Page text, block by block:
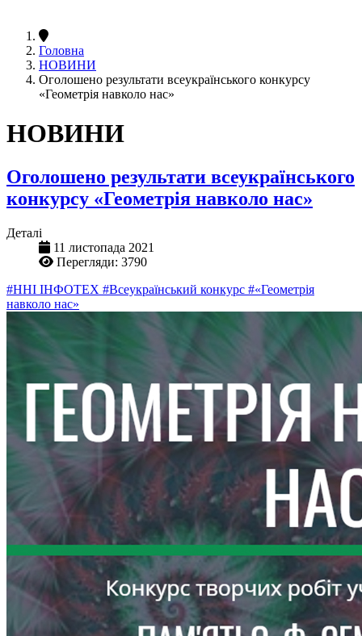
Головна
НОВИНИ
Оголошено результати всеукраїнського конкурсу
«Геометрія навколо нас»
НОВИНИ
Оголошено результати всеукраїнського
конкурсу «Геометрія навколо нас»
Деталі
11 листопада 2021
Перегляди: 3790
#ННІ ІНФОТЕХ #Всеукраїнський конкурс #«Геометрія
навколо нас»